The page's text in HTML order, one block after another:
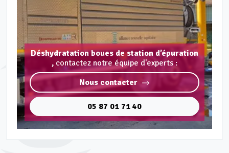
Déshydratation boues de station d’épuration
, contactez notre équipe d'experts :
Nous contacter
05 87 01 71 40